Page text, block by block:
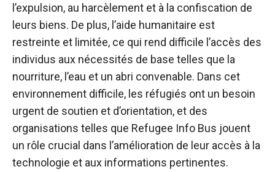
l’expulsion, au harcèlement et à la confiscation de
leurs biens. De plus, l’aide humanitaire est
restreinte et limitée, ce qui rend difficile l’accès des
individus aux nécessités de base telles que la
nourriture, l’eau et un abri convenable. Dans cet
environnement difficile, les réfugiés ont un besoin
urgent de soutien et d’orientation, et des
organisations telles que Refugee Info Bus jouent
un rôle crucial dans l’amélioration de leur accès à la
technologie et aux informations pertinentes.